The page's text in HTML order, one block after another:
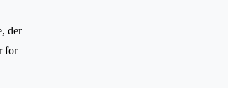
der
for